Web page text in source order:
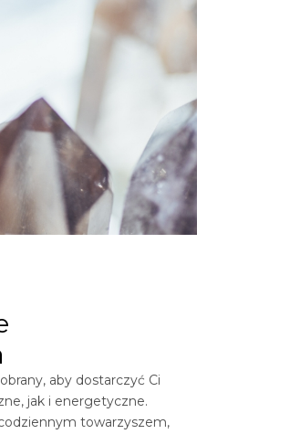
aby dostarczyć Ci
jak i energetyczne.
towarzyszem,